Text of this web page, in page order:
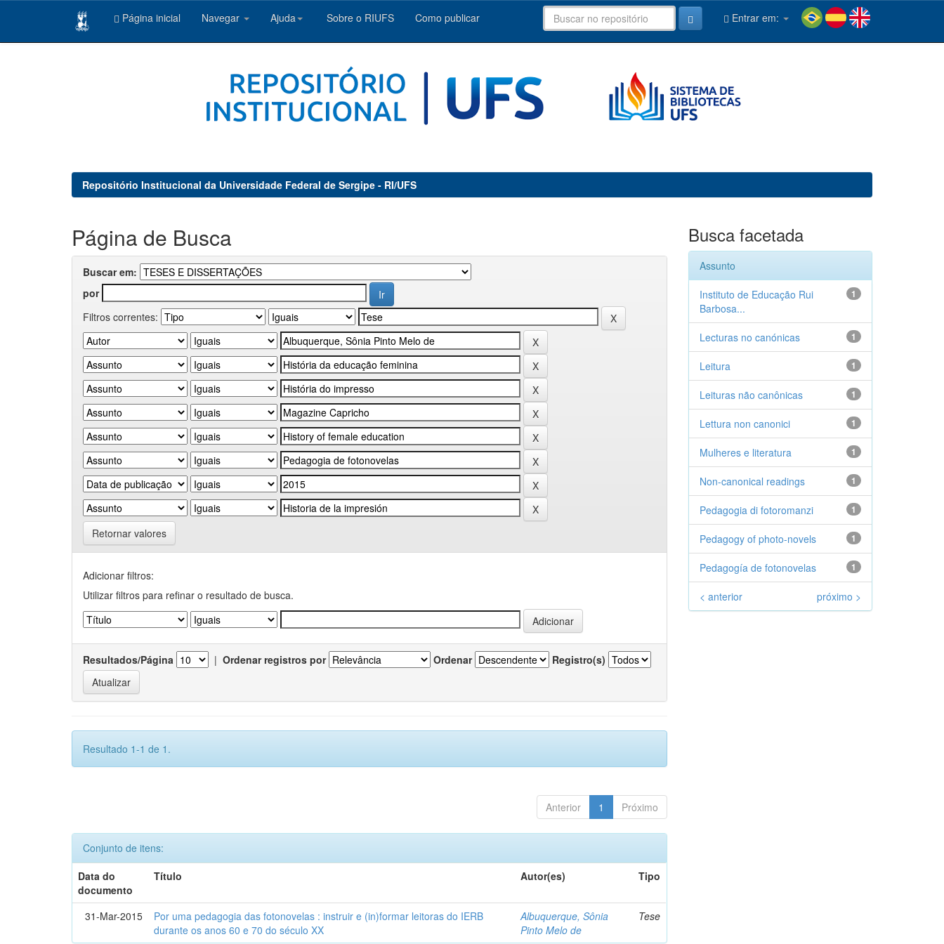
Página inicial Navegar Ajuda Sobre o RIUFS Como publicar Entrar em:
Repositório Institucional da Universidade Federal de Sergipe - RI/UFS
Página de Busca
Buscar em:
por
Filtros correntes:
Retornar valores
Adicionar filtros:
Utilizar filtros para refinar o resultado de busca.
Resultados/Página | Ordenar registros por Ordenar Registro(s)
Resultado 1-1 de 1.
Anterior 1 Próximo
Conjunto de itens:
Data do
documento
Título Autor(es) Tipo
31-Mar-2015
Por uma pedagogia das fotonovelas : instruir e (in)formar leitoras do IERB
durante os anos 60 e 70 do século XX
Albuquerque, Sônia
Pinto Melo de
Tese
Busca facetada
Assunto
1
Instituto de Educação Rui
Barbosa...
1
Lecturas no canónicas
1
Leitura
1
Leituras não canônicas
1
Lettura non canonici
1
Mulheres e literatura
1
Non-canonical readings
1
Pedagogia di fotoromanzi
1
Pedagogy of photo-novels
1
Pedagogía de fotonovelas
< anterior próximo >